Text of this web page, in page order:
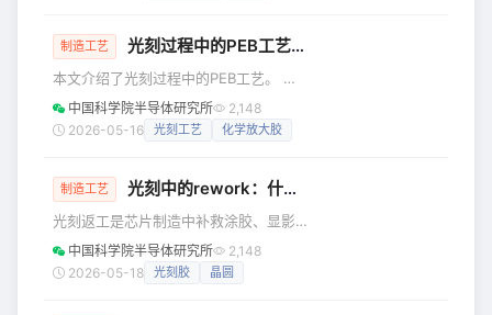
RCA 清洗工艺的核心组成部分（由美国
1965 年发明）。 SC-1 的配方组成 SC-
1 的经典化学配比是： 氨水 (NH3
制造工艺 光刻过程中的PEB工艺是什么？有什么作用？
本文介绍了光刻过程中的PEB工艺。 在
半导体光刻工艺中，曝光后烘烤（Post-
Exposure Bake，简称PEB）是一个位
进行加热，激活并完成光刻胶内的化学
为具有清晰轮廓的物理图形。PEB的精确
性和稳定性直接决定了光刻工艺的线宽
控制能力、分辨率与良率。 PEB的定义
中国科学院半导体研究所
2,148
2026-05-16
光刻工艺 化学放大胶
制造工艺 光刻中的rework：什么情况下需要返工，能返几次？
光刻返工是芯片制造中补救涂胶、显影
等异常的关键流程，通过去胶、清洗、
重新涂胶三步实现。但返工并非无损，
中国科学院半导体研究所
2,148
2026-05-18
光刻胶 晶圆